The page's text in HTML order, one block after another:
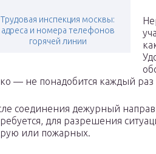
Трудовая инспекция москвы:
адреса и номера телефонов
горячей линии
— не понадобится каждый раз
соединения дежурный
для разрешения
или пожарных.